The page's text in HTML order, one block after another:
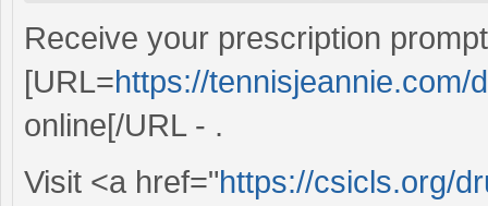
Receive your prescription
[URL=https://tennisjeannie.com/
online[/URL - .
Visit <a href="https://csicls.org/